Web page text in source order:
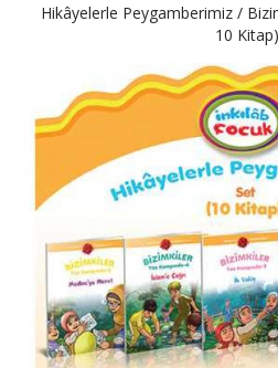
Hikâyelerle Peygamberimiz /
10 Kitap)